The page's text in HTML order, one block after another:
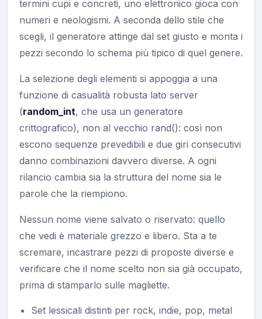
termini cupi e concreti, uno elettronico gioca con
numeri e neologismi. A seconda dello stile che
scegli, il generatore attinge dal set giusto e monta i
pezzi secondo lo schema più tipico di quel genere.
La selezione degli elementi si appoggia a una
funzione di casualità robusta lato server
(random_int, che usa un generatore
crittografico), non al vecchio rand(): così non
escono sequenze prevedibili e due giri consecutivi
danno combinazioni davvero diverse. A ogni
rilancio cambia sia la struttura del nome sia le
parole che la riempiono.
Nessun nome viene salvato o riservato: quello
che vedi è materiale grezzo e libero. Sta a te
scremare, incastrare pezzi di proposte diverse e
verificare che il nome scelto non sia già occupato,
prima di stamparlo sulle magliette.
Set lessicali distinti per rock, indie, pop, metal